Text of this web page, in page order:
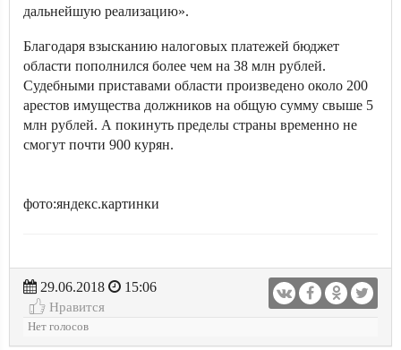
дальнейшую реализацию».
Благодаря взысканию налоговых платежей бюджет
области пополнился более чем на 38 млн рублей.
Судебными приставами области произведено около 200
арестов имущества должников на общую сумму свыше 5
млн рублей. А покинуть пределы страны временно не
смогут почти 900 курян.
фото:яндекс.картинки
29.06.2018
15:06
Нравится
Нет голосов